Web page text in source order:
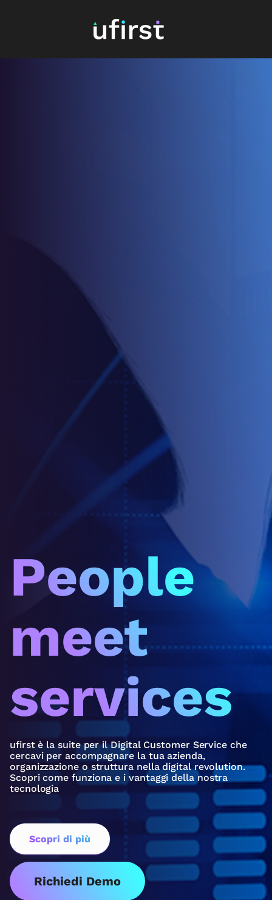
People
meet
services
ufirst è la suite per il Digital Customer Service che
cercavi per accompagnare la tua azienda,
organizzazione o struttura nella digital revolution.
Scopri come funziona e i vantaggi della nostra
tecnologia
Scopri di più
Richiedi Demo